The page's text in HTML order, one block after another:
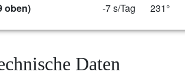
oben)
-7 s/Tag 231°
Daten